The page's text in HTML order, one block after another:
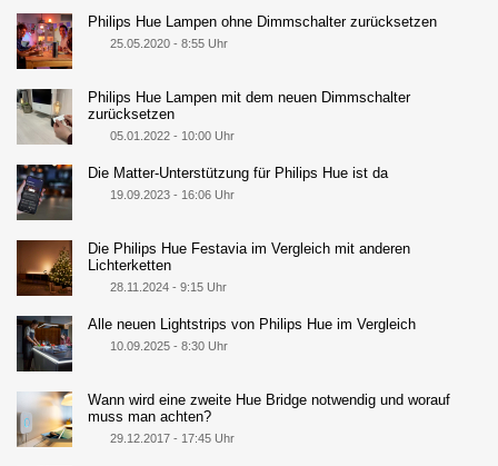
Philips Hue Lampen ohne Dimmschalter zurücksetzen
25.05.2020 - 8:55 Uhr
Philips Hue Lampen mit dem neuen Dimmschalter
zurücksetzen
05.01.2022 - 10:00 Uhr
Die Matter-Unterstützung für Philips Hue ist da
19.09.2023 - 16:06 Uhr
Die Philips Hue Festavia im Vergleich mit anderen
Lichterketten
28.11.2024 - 9:15 Uhr
Alle neuen Lightstrips von Philips Hue im Vergleich
10.09.2025 - 8:30 Uhr
Wann wird eine zweite Hue Bridge notwendig und worauf
muss man achten?
29.12.2017 - 17:45 Uhr